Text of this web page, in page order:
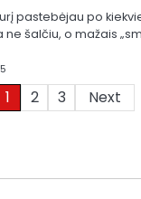
pastebėjau po
šalčiu, o mažais
1 2 3 Next